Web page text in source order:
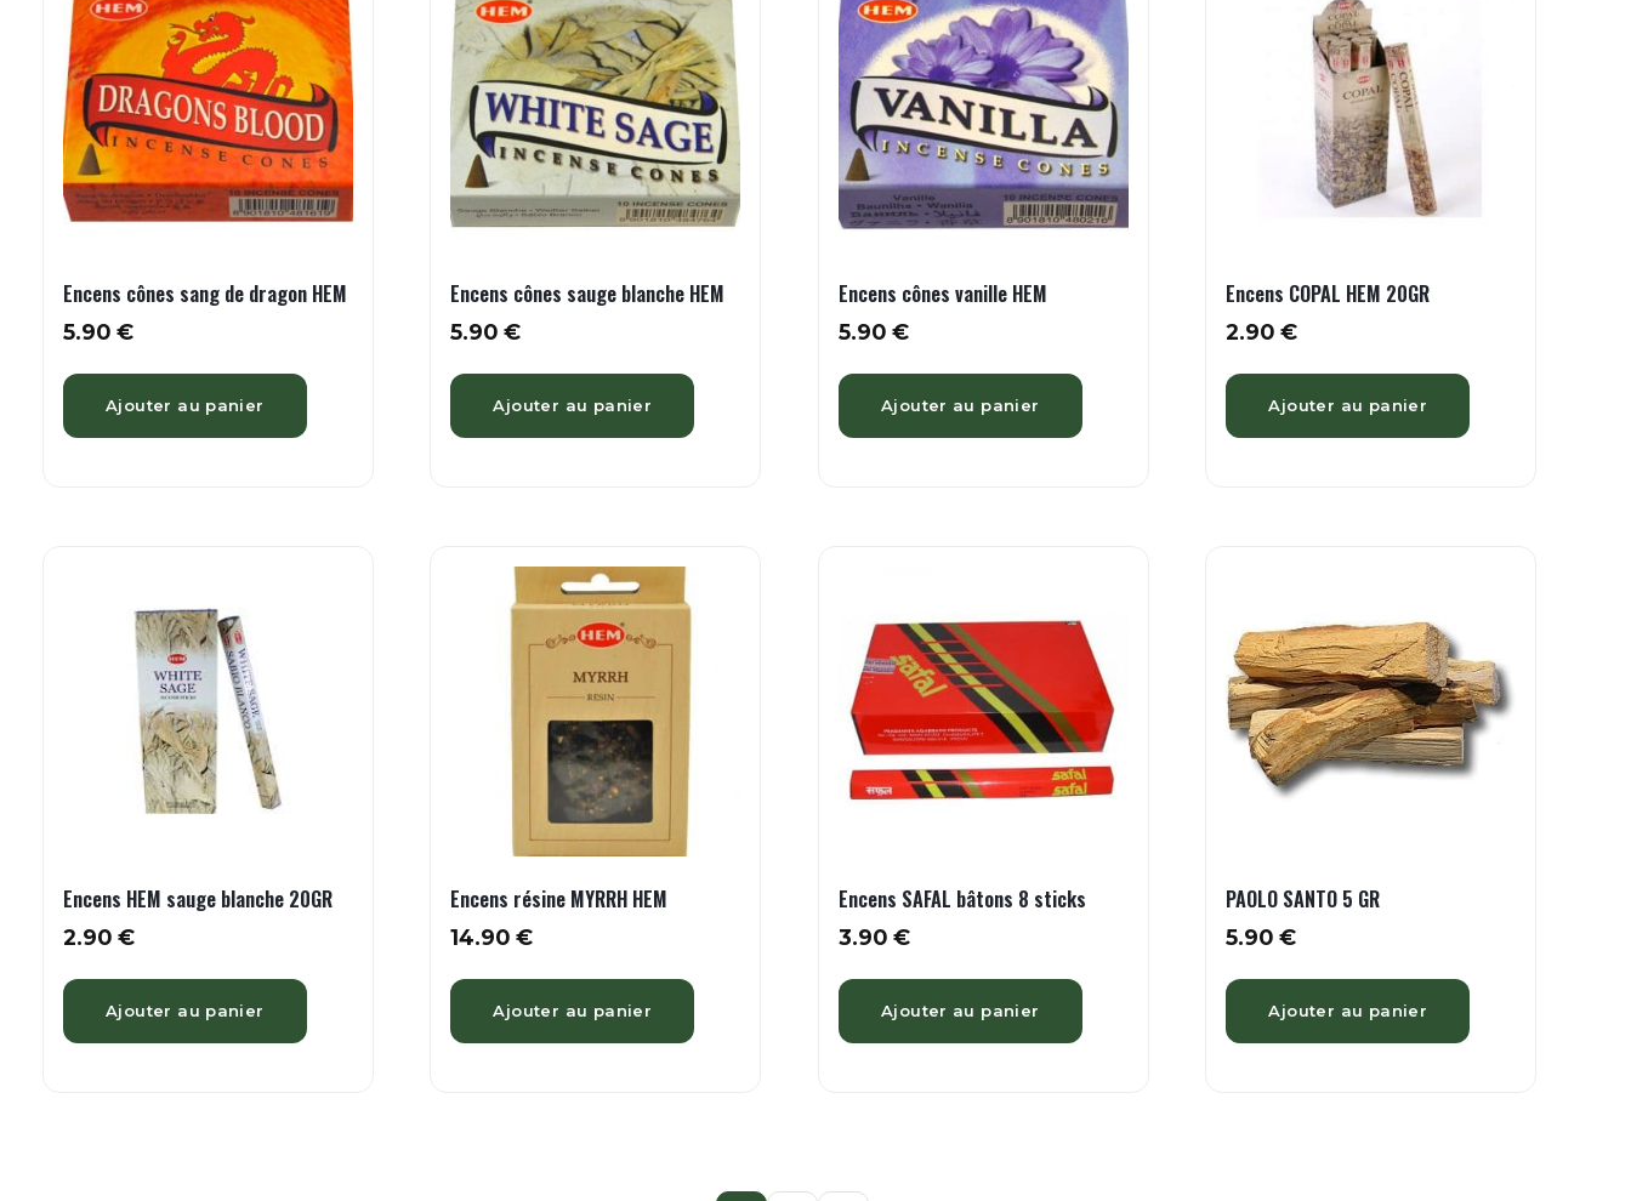
Encens cônes sang de dragon HEM
5.90 €
Ajouter au panier
Encens cônes sauge blanche HEM
5.90€
Ajouter au panier
Encens cônes vanille HEM
5.90 €
Ajouter au panier
Encens COPAL HEM 20GR
2.90€
Ajouter au panier
Encens HEM sauge blanche 20GR
2.90 €
Ajouter au panier
Encens résine MYRRH HEM
14.90€
Ajouter au panier
Encens SAFAL bâtons 8 sticks
3.90 €
Ajouter au panier
PAOLO SANTO 5 GR
5.90€
Ajouter au panier